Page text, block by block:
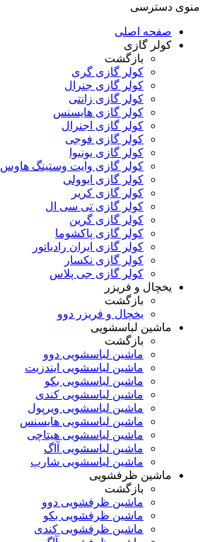
منوی دسترسی
صفحه اصلی
کولر گازی
بازگشت
کولر گازی گری
کولر گازی جنرال
کولر گازی زانتی
کولر گازی هایسنس
کولر گازی اجنرال
کولر گازی فوجی
کولر گازی یونیوا
کولر گازی وایت وستینگ هاوس
کولر گازی ایوولی
کولر گازی کریر
کولر گازی تی سی ال
کولر گازی گرین
کولر گازی پاکشوما
کولر گازی ایران رادیاتور
کولر گازی نکسار
کولر گازی جی پلاس
یخچال و فریزر
بازگشت
یخچال و فریزر دوو
ماشین لباسشویی
بازگشت
ماشین لباسشویی دوو
ماشین لباسشویی ایندزیت
ماشین لباسشویی بکو
ماشین لباسشویی کندی
ماشین لباسشویی ویرپول
ماشین لباسشویی هایسنس
ماشین لباسشویی هیتاچی
ماشین لباسشویی آاگ
ماشین لباسشویی شارپ
ماشین ظرفشویی
بازگشت
ماشین ظرفشویی دوو
ماشین ظرفشویی بکو
ماشین ظرفشویی کندی